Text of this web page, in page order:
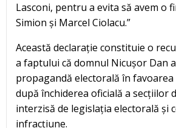
Lasconi, pentru a evita să avem o
Simion și Marcel Ciolacu.”
Această declarație constituie o
a faptului că domnul Nicușor Dan
propagandă electorală în
după închiderea oficială a secțiilor
interzisă de legislația electorală și
infracțiune.